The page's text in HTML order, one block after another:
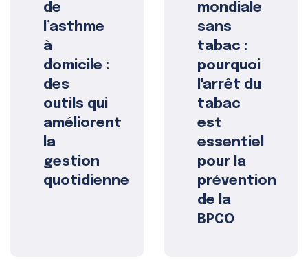
de
l’asthme
à
domicile :
des
outils qui
améliorent
la
gestion
quotidienne
mondiale
sans
tabac :
pourquoi
l'arrêt du
tabac
est
essentiel
pour la
prévention
de la
BPCO